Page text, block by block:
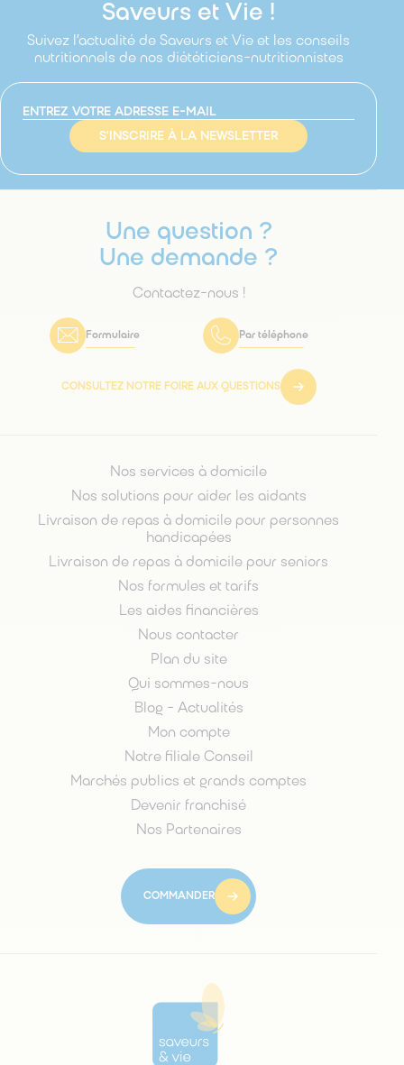
Saveurs et Vie !
Suivez l’actualité de Saveurs et Vie et les conseils
nutritionnels de nos diététiciens-nutritionnistes
S'INSCRIRE À LA NEWSLETTER
Une question ?
Une demande ?
Contactez-nous !
Formulaire Par téléphone
CONSULTEZ NOTRE FOIRE AUX QUESTIONS
Nos services à domicile
Nos solutions pour aider les aidants
Livraison de repas à domicile pour personnes
handicapées
Livraison de repas à domicile pour seniors
Nos formules et tarifs
Les aides financières
Nous contacter
Plan du site
Qui sommes-nous
Blog - Actualités
Mon compte
Notre filiale Conseil
Marchés publics et grands comptes
Devenir franchisé
Nos Partenaires
COMMANDER